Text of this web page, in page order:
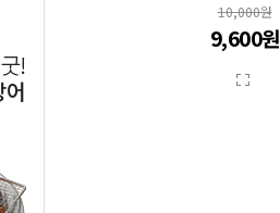
10,000원
9,600원